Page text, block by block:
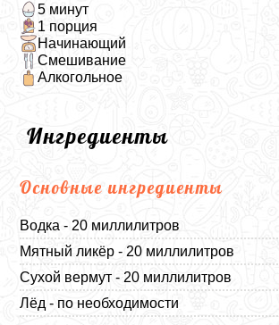
5 минут
1 порция
Начинающий
Смешивание
Алкогольное
Ингредиенты
Основные ингредиенты
Водка - 20 миллилитров
Мятный ликёр - 20 миллилитров
Сухой вермут - 20 миллилитров
Лёд - по необходимости